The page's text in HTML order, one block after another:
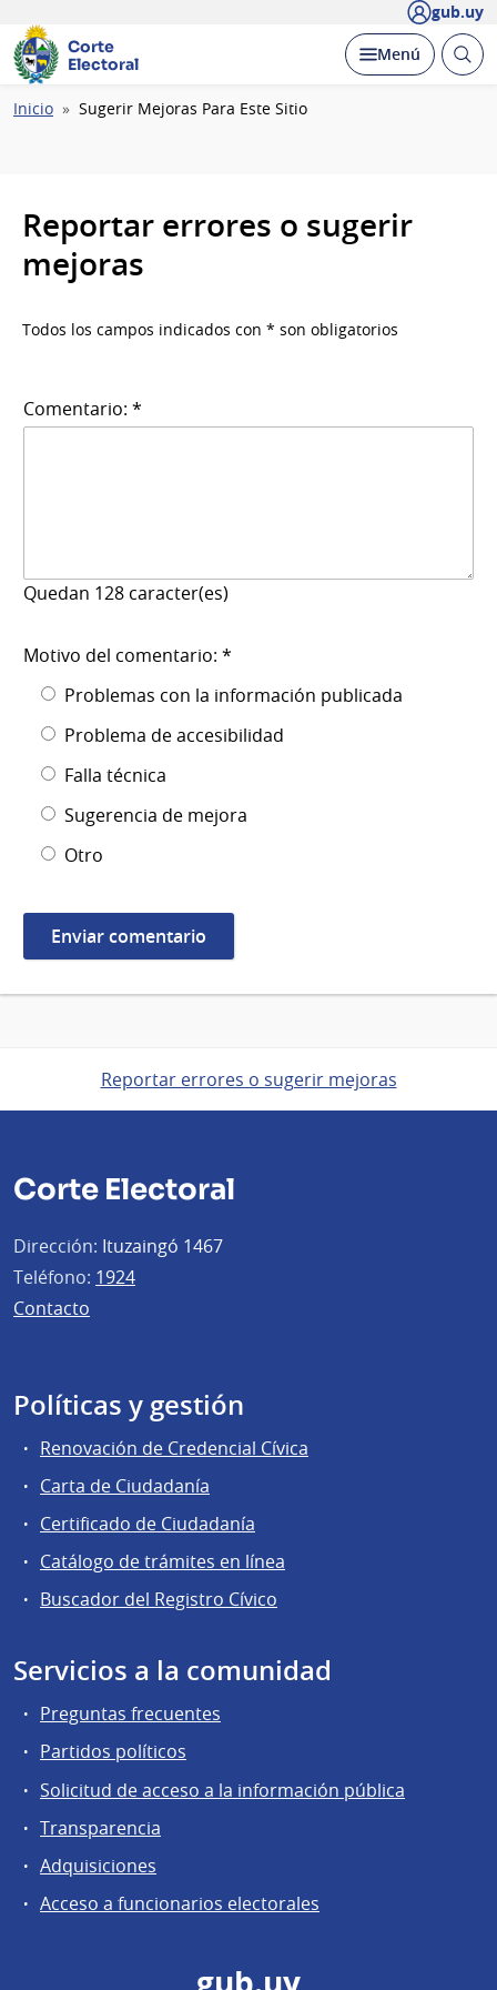
gub.uy
Corte
Electoral
Desplegar
Menú Abrir
Ruta
Inicio Sugerir Mejoras Para Este Sitio
Reportar errores o sugerir
mejoras
Todos los campos indicados con * son obligatorios
Comentario: *
Quedan 128 caracter(es)
Motivo del comentario: *
Problemas con la información publicada
Problema de accesibilidad
Falla técnica
Sugerencia de mejora
Otro
Reportar errores o sugerir mejoras
Corte Electoral
Dirección: Ituzaingó 1467
Teléfono: 1924
Contacto
Políticas y gestión
Renovación de Credencial Cívica
Carta de Ciudadanía
Certificado de Ciudadanía
Catálogo de trámites en línea
Buscador del Registro Cívico
Servicios a la comunidad
Preguntas frecuentes
Partidos políticos
Solicitud de acceso a la información pública
Transparencia
Adquisiciones
Acceso a funcionarios electorales